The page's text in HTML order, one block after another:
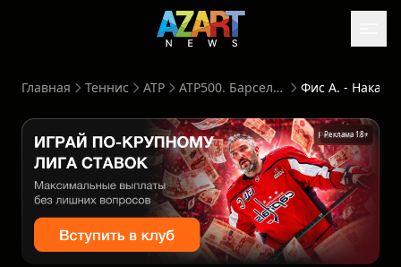
Главная Теннис ATP ATP500. Барселона. Испания
Реклама 18+